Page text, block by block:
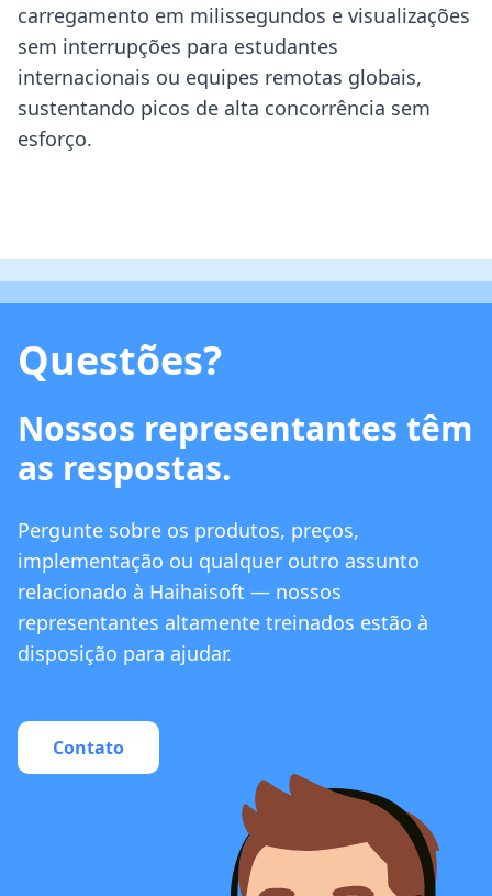
carregamento em milissegundos e visualizações
sem interrupções para estudantes
internacionais ou equipes remotas globais,
sustentando picos de alta concorrência sem
esforço.
Questões?
Nossos representantes têm
as respostas.
Pergunte sobre os produtos, preços,
implementação ou qualquer outro assunto
relacionado à Haihaisoft — nossos
representantes altamente treinados estão à
disposição para ajudar.
Contato